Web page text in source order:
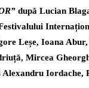
după Lucian
Leșe, Ioana
Mircea
Iordache,